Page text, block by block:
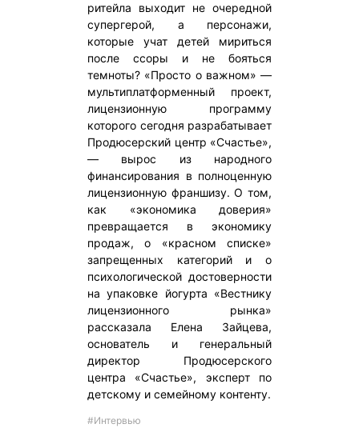
ритейла выходит не очередной
супергерой, а персонажи,
которые учат детей мириться
после ссоры и не бояться
темноты? «Просто о важном» —
мультиплатформенный проект,
лицензионную программу
которого сегодня разрабатывает
Продюсерский центр «Счастье»,
— вырос из народного
финансирования в полноценную
лицензионную франшизу. О том,
как «экономика доверия»
превращается в экономику
продаж, о «красном списке»
запрещенных категорий и о
психологической достоверности
на упаковке йогурта «Вестнику
лицензионного рынка»
рассказала Елена Зайцева,
основатель и генеральный
директор Продюсерского
центра «Счастье», эксперт по
детскому и семейному контенту.
#Интервью